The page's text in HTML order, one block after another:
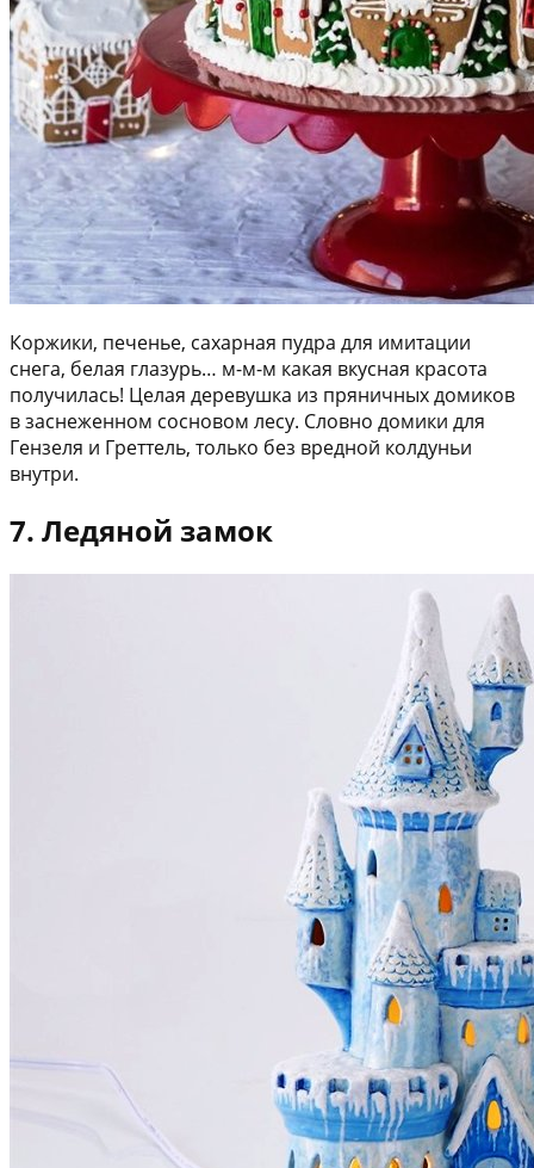
Коржики, печенье, сахарная пудра для имитации
снега, белая глазурь… м-м-м какая вкусная красота
получилась! Целая деревушка из пряничных домиков
в заснеженном сосновом лесу. Словно домики для
Гензеля и Греттель, только без вредной колдуньи
внутри.
7. Ледяной замок